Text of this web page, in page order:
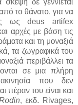
το θάνατο, για να
ως deus artifex
αρχές με βάση τις
και τη μοναξιά
τα ζωγραφικά του
περιβάλλει τα
σε μια πλήρη
που δεν
πέραν του είναι και
, εκδ. Rivages,